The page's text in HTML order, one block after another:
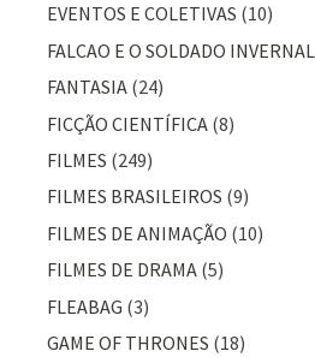
EVENTOS E COLETIVAS (10)
FALCAO E O SOLDADO INVERNAL
FANTASIA (24)
FICÇÃO CIENTÍFICA (8)
FILMES (249)
FILMES BRASILEIROS (9)
FILMES DE ANIMAÇÃO (10)
FILMES DE DRAMA (5)
FLEABAG (3)
GAME OF THRONES (18)